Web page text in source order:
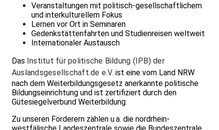
Veranstaltungen mit politisch-gesellschaftlichem
und interkulturellem Fokus
Lernen vor Ort in Seminaren
Gedenkstättenfahrten und Studienreisen weltweit
Internationaler Austausch
Das Institut für politische Bildung (IPB) der
Auslandsgesellschaft.de e.V. ist eine vom Land NRW
nach dem Weiterbildungsgesetz anerkannte politische
Bildungseinrichtung und ist zertifiziert durch den
Gütesiegelverbund Weiterbildung.
Zu unseren Förderern zählen u.a. die nordrhein-